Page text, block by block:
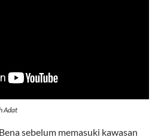
Adat
sebelum memasuki kawasan